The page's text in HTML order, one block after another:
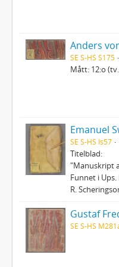
SE S-HS S175
Mått: 12:o
Emanuel
SE S-HS Is57
Titelblad:
"Manuskript
Funnet i
R.
SE S-HS